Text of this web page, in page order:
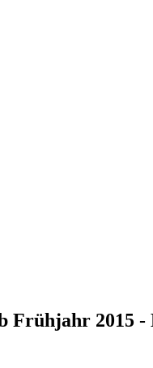
Frühjahr 2015 -